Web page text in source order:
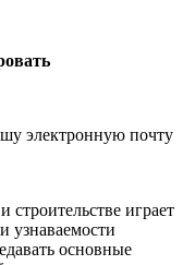
электронную почту
строительстве играет
узнаваемости
основные